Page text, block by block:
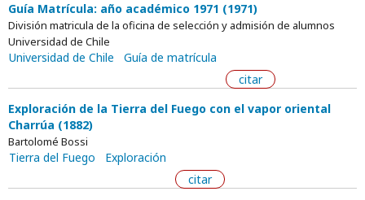
Guía Matrícula: año académico 1971 (1971)
División matricula de la oficina de selección y admisión de alumnos
Universidad de Chile
Universidad de Chile
Guía de matrícula
citar
Exploración de la Tierra del Fuego con el vapor oriental
Charrúa (1882)
Bartolomé Bossi
Tierra del Fuego
Exploración
citar